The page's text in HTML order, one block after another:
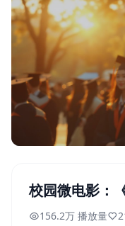
校园微电影：
156.2万 播放量